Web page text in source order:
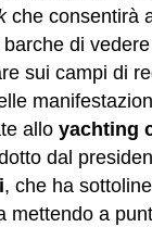
che consentirà
di
sui campi di
allo yachting
dal
, che ha
mettendo a